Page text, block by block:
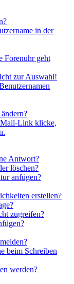
in der
Forenuhr geht
zur Auswahl!
Mail-Link klicke,
Antwort?
löschen?
anfügen?
erstellen?
zugreifen?
beim Schreiben
werden?